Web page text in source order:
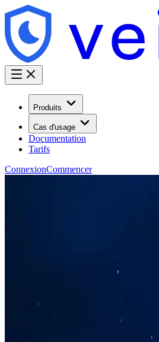
Produits
Cas d'usage
Documentation
Tarifs
ConnexionCommencer